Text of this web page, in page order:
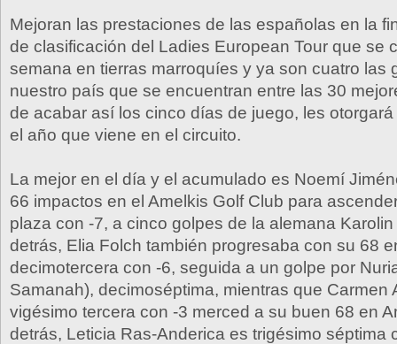
Mejoran las prestaciones de las españolas en la
de clasificación del Ladies European Tour que se
semana en tierras marroquíes y ya son cuatro las
nuestro país que se encuentran entre las 30
de acabar así los cinco días de juego, les
el año que viene en el circuito.
La mejor en el día y el acumulado es Noemí
66 impactos en el Amelkis Golf Club para
plaza con -7, a cinco golpes de la alemana
detrás, Elia Folch también progresaba con su 68
decimotercera con -6, seguida a un golpe por
Samanah), decimoséptima, mientras que Carmen
vigésimo tercera con -3 merced a su buen 68 en
detrás, Leticia Ras-Anderica es trigésimo séptima